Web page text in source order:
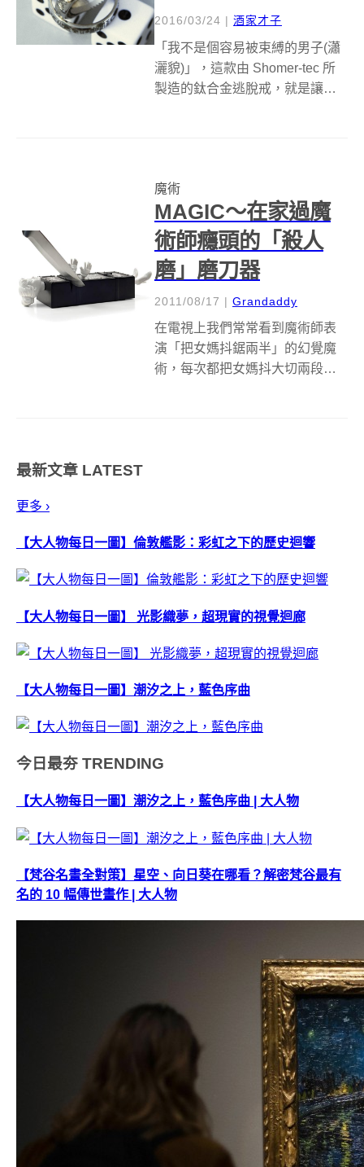
2016/03/24 | 酒家才子
「我不是個容易被束縛的男子(瀟
灑貌)」，這款由 Shomer-tec 所
製造的鈦合金逃脫戒，就是讓你
構更是被設計用來可以解開單...
魔術
MAGIC～在家過魔
術師癮頭的「殺人
磨」磨刀器
2011/08/17 | Grandaddy
在電視上我們常常看到魔術師表
演「把女媽抖鋸兩半」的幻覺魔
術，每次都把女媽抖大切兩段絲
最新文章 LATEST
更多 ›
【大人物每日一圖】倫敦艦影：彩虹之下的歷史迴響
【大人物每日一圖】 光影織夢，超現實的視覺迴廊
【大人物每日一圖】潮汐之上，藍色序曲
今日最夯 TRENDING
【大人物每日一圖】潮汐之上，藍色序曲 | 大人物
【梵谷名畫全對策】星空、向日葵在哪看？解密梵谷最有
名的 10 幅傳世畫作 | 大人物